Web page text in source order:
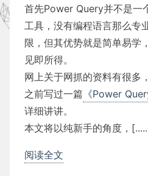
首先Power Query并不是一
工具，没有编程语言那么专
限，但其优势就是简单易学
见即所得。
网上关于网抓的资料有很多
之前写过一篇 《Power
详细讲讲。
本文将以纯新手的角度，
阅读全文